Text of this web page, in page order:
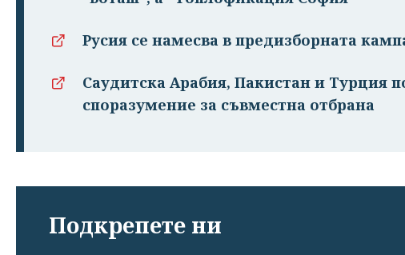
Русия се намесва в предизборната
Саудитска Арабия, Пакистан и Турция
споразумение за съвместна отбрана
Подкрепете ни